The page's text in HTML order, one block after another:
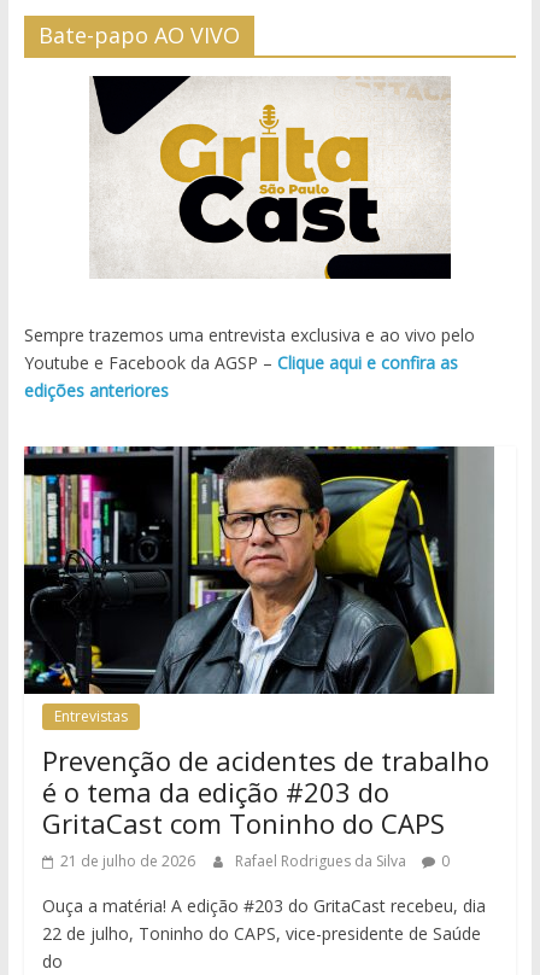
Bate-papo AO VIVO
Sempre trazemos uma entrevista exclusiva e ao vivo pelo
Youtube e Facebook da AGSP – Clique aqui e confira as
edições anteriores
Entrevistas
Prevenção de acidentes de trabalho
é o tema da edição #203 do
GritaCast com Toninho do CAPS
21 de julho de 2026 Rafael Rodrigues da Silva 0
Ouça a matéria! A edição #203 do GritaCast recebeu, dia
22 de julho, Toninho do CAPS, vice-presidente de Saúde
do